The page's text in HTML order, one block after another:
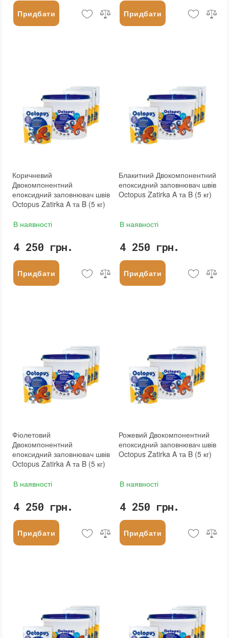
Придбати Придбати
Коричневий
Двокомпонентний
епоксидний заповнювач швів
Octopus Zatirka A та B (5 кг)
В наявності
4 250 грн.
Придбати
Блакитний Двокомпонентний
епоксидний заповнювач швів
Octopus Zatirka A та B (5 кг)
В наявності
4 250 грн.
Придбати
Фіолетовий
Двокомпонентний
епоксидний заповнювач швів
Octopus Zatirka A та B (5 кг)
В наявності
4 250 грн.
Придбати
Рожевий Двокомпонентний
епоксидний заповнювач швів
Octopus Zatirka A та B (5 кг)
В наявності
4 250 грн.
Придбати